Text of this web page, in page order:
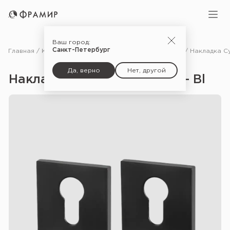
Ваш город:
Санкт-Петербург
Да, верно Нет, другой
Главная Каталог Фурнитура
Накладка Cylinder ET USS — Bl